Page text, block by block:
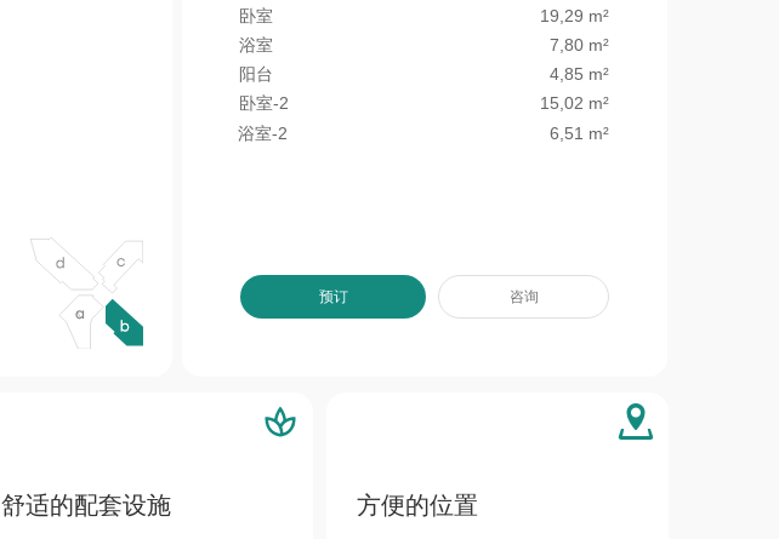
19,29 m²
卧室
浴室
阳台
4,85 m²
卧室-2
15,02 m²
浴室-2
6,51 m²
预订 咨询
7,80 m²
方便的位置
舒适的配套设施